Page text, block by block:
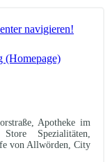
navigieren!
(Homepage)
Apotheke im
Spezialitäten,
von Allwörden, City